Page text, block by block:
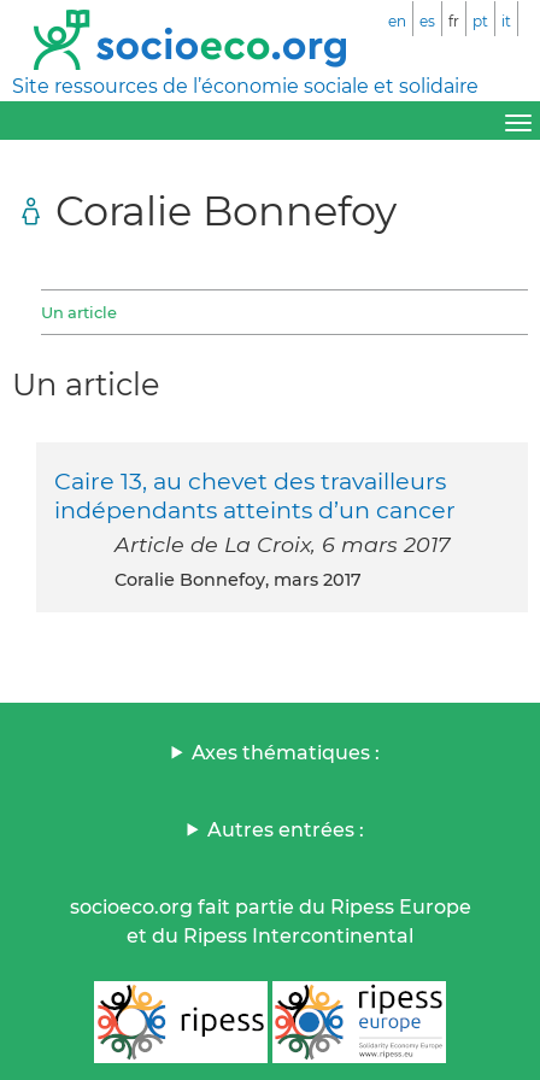
Site ressources de l’économie sociale et solidaire
en es fr pt it
Coralie Bonnefoy
Un article
Un article
Caire 13, au chevet des travailleurs
indépendants atteints d’un cancer
Article de La Croix, 6 mars 2017
Coralie Bonnefoy, mars 2017
Axes thématiques :
Autres entrées :
socioeco.org fait partie du Ripess Europe
et du Ripess Intercontinental